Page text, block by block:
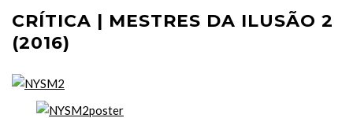
CRÍTICA | MESTRES DA ILUSÃO 2
(2016)